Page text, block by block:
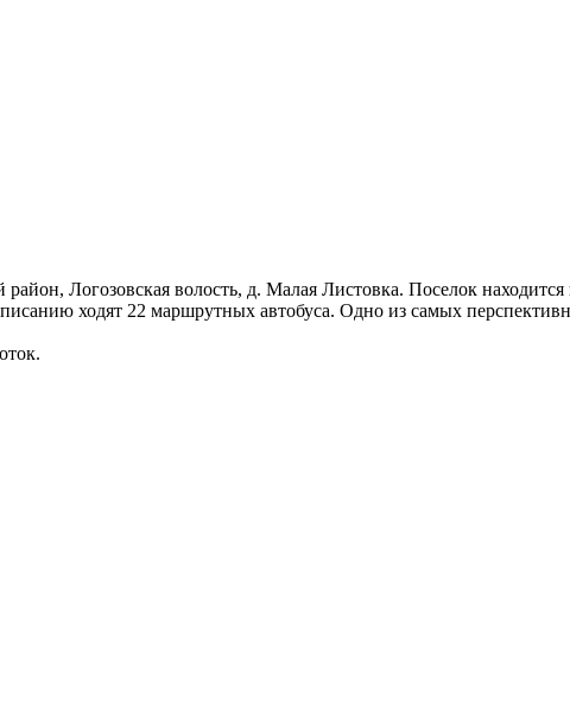
Логозовская волость, д. Малая Листовка. Поселок
ходят 22 маршрутных автобуса. Одно из самых